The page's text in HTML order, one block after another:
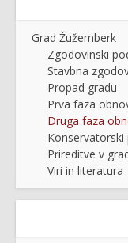
Grad Žužemberk
Zgodovinski
Stavbna
Propad gradu
Prva faza
Druga faza
Konservatorski
Prireditve v
Viri in literatura